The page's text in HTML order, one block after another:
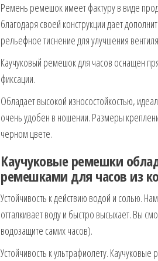
Ремень ремешок имеет фактуру в виде
благодаря своей конструкции дает
рельефное тиснение для улучшения
Каучуковый ремешок для часов оснащен
фиксации.
Обладает высокой износостойкостью,
очень удобен в ношении. Размеры
черном цвете.
Каучуковые ремешки
ремешками для часов из
Устойчивость к действию водой и солью.
отталкивает воду и быстро высыхает. Вы
водозащите самих часов).
Устойчивость к ультрафиолету.